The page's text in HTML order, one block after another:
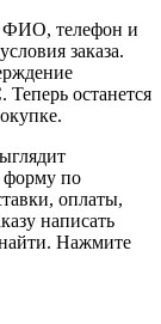
ФИО, телефон и
заказа.
останется
форму по
оплаты,
написать
Нажмите